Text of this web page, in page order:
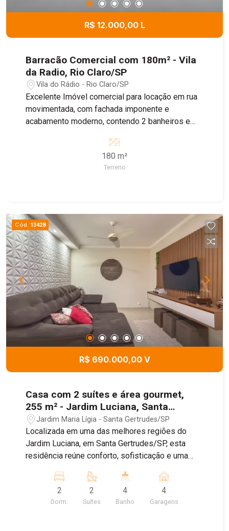
R$ 12.000,00 L
Barracão Comercial com 180m² - Vila
da Radio, Rio Claro/SP
Vila do Rádio - Rio Claro/SP
Excelente Imóvel comercial para locação em rua
movimentada, com fachada imponente e
acabamento moderno, contendo 2 banheiros e
superior, recuo para 4 carros.
180 m²
Terreno
Cód. 13428
R$ 690.000,00 V
Casa com 2 suítes e área gourmet,
255 m² - Jardim Luciana, Santa
Gertrudes/SP
Jardim Maria Lígia - Santa Gertrudes/SP
Localizada em uma das melhores regiões do
Jardim Luciana, em Santa Gertrudes/SP, esta
residência reúne conforto, sofisticação e uma
de vida. O imóvel foi projetado com acabamentos
de excelente padrão, oferecendo ambientes
amplos, funcionais e prontos para receber sua
2
Dorm.
2
Suítes
4
Banho
4
Garagens